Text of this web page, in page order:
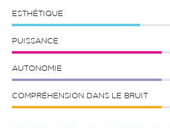
ESTHÉTIQUE
PUISSANCE
AUTONOMIE
COMPRÉHENSION DANS LE BRUIT